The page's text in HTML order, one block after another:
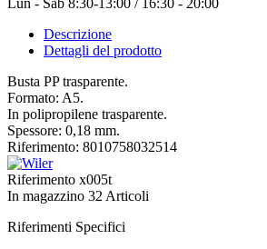
Lun - Sab 8:30-13:00 / 16:30 - 20:00
Descrizione
Dettagli del prodotto
Busta PP trasparente.
Formato: A5.
In polipropilene trasparente.
Spessore: 0,18 mm.
Riferimento: 8010758032514
Riferimento x005t
In magazzino 32 Articoli
Riferimenti Specifici